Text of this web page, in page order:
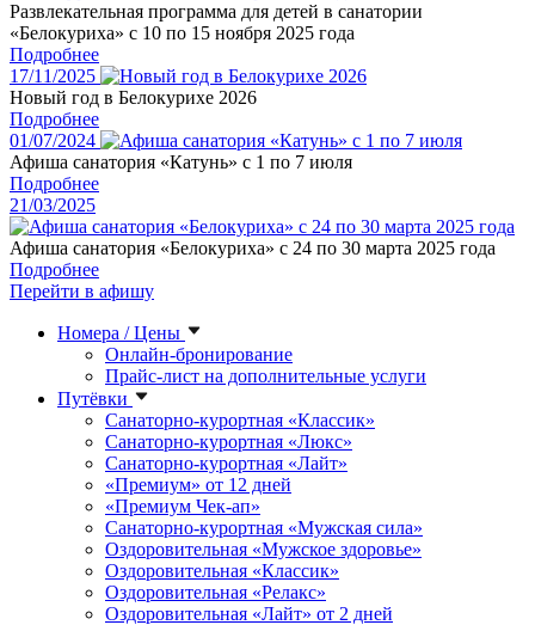
Развлекательная программа для детей в санатории
«Белокуриха» с 10 по 15 ноября 2025 года
Подробнее
17/11/2025
Новый год в Белокурихе 2026
Подробнее
01/07/2024
Афиша санатория «Катунь» с 1 по 7 июля
Подробнее
21/03/2025
Афиша санатория «Белокуриха» с 24 по 30 марта 2025 года
Подробнее
Перейти в афишу
Номера / Цены
Онлайн-бронирование
Прайс-лист на дополнительные услуги
Путёвки
Санаторно-курортная «Классик»
Санаторно-курортная «Люкс»
Санаторно-курортная «Лайт»
«Премиум» от 12 дней
«Премиум Чек-ап»
Санаторно-курортная «Мужская сила»
Оздоровительная «Мужское здоровье»
Оздоровительная «Классик»
Оздоровительная «Релакс»
Оздоровительная «Лайт» от 2 дней